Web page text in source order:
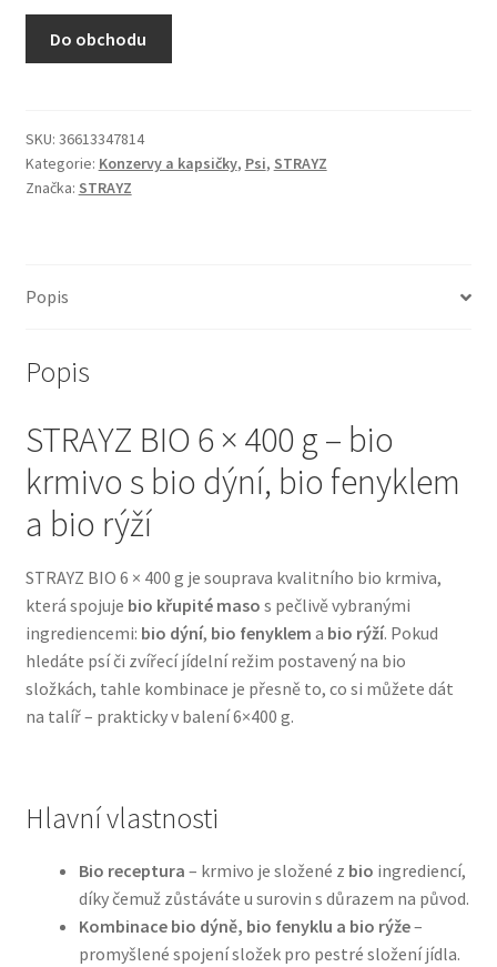
N&D Farmina pro kočky — Italské holistic krmivo
Pamlsky pro kočky
Purizon pro kočky
Veterinární dieta pro kočky
Vše pro psy — Krmivo, doplňky, vybavení
Boudy a výběhy
Bozita pro psy — Švédské krmivo s nordickou kvalitou
Brit pro psy
Granule pro psy
Natural Trainer pro psy — Italské krmivo s
Happy Dog — Německá kvalita a přirozené složení
Hill’s pro psy
Hračky pro psy
Do obchodu
SKU: 36613347814
Kategorie: Konzervy a kapsičky, Psi, STRAYZ
Značka: STRAYZ
Popis
Popis
STRAYZ BIO 6 × 400 g – bio
krmivo s bio dýní, bio fenyklem
a bio rýží
STRAYZ BIO 6 × 400 g je souprava kvalitního bio krmiva,
která spojuje bio křupité maso s pečlivě vybranými
ingrediencemi: bio dýní, bio fenyklem a bio rýží. Pokud
hledáte psí či zvířecí jídelní režim postavený na bio
složkách, tahle kombinace je přesně to, co si můžete dát
na talíř – prakticky v balení 6×400 g.
Hlavní vlastnosti
Bio receptura – krmivo je složené z bio ingrediencí,
díky čemuž zůstáváte u surovin s důrazem na původ.
Kombinace bio dýně, bio fenyklu a bio rýže–
promyšlené spojení složek pro pestré složení jídla.